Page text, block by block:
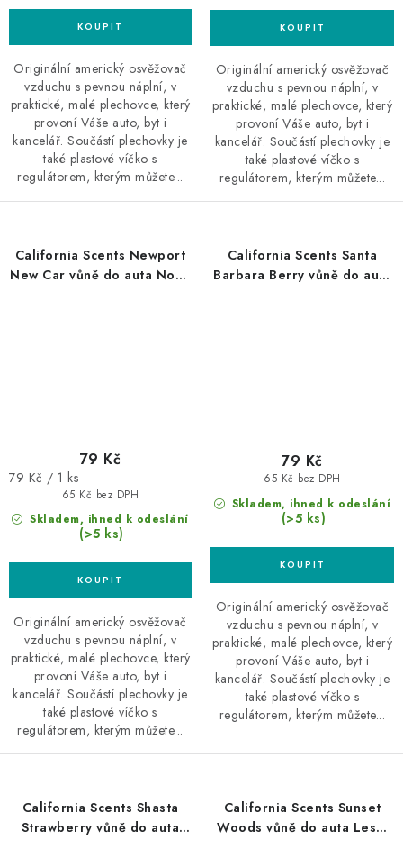
Originální americký osvěžovač
vzduchu s pevnou náplní, v
praktické, malé plechovce, který
provoní Váše auto, byt i
kancelář. Součástí plechovky je
také plastové víčko s
regulátorem, kterým můžete...
Originální americký osvěžovač
vzduchu s pevnou náplní, v
praktické, malé plechovce, který
provoní Váše auto, byt i
kancelář. Součástí plechovky je
také plastové víčko s
regulátorem, kterým můžete...
California Scents Newport
New Car vůně do auta Nové
Skladem, ihned k odeslání
(>5 ks)
65 Kč bez DPH
79 Kč
Měrná
79 Kč / 1 ks
Originální americký osvěžovač
vzduchu s pevnou náplní, v
praktické, malé plechovce, který
provoní Váše auto, byt i
kancelář. Součástí plechovky je
také plastové víčko s
regulátorem, kterým můžete...
California Scents Santa
Barbara Berry vůně do auta
Skladem, ihned k odeslání
(>5 ks)
65 Kč bez DPH
79 Kč
Originální americký osvěžovač
vzduchu s pevnou náplní, v
praktické, malé plechovce, který
provoní Váše auto, byt i
kancelář. Součástí plechovky je
také plastové víčko s
regulátorem, kterým můžete...
California Scents Shasta
Strawberry vůně do auta
California Scents Sunset
Woods vůně do auta Lesní